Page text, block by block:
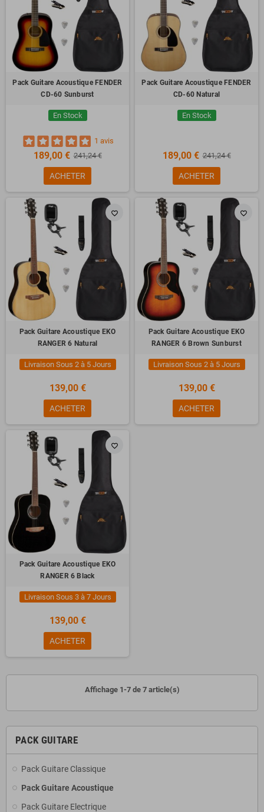
PACK GUITARE
Pack Guitare Classique
Pack Guitare Acoustique
Pack Guitare Electrique
Pack Guitare Acoustique FENDER
CD-60 Sunburst
En Stock
1 avis
189,00 € 241,24 €
ACHETER
Pack Guitare Acoustique FENDER
CD-60 Natural
En Stock
189,00 € 241,24 €
ACHETER
favorite_border
Pack Guitare Acoustique EKO
RANGER 6 Natural
Livraison Sous 2 à 5 Jours
139,00 €
ACHETER
favorite_border
Pack Guitare Acoustique EKO
RANGER 6 Brown Sunburst
Livraison Sous 2 à 5 Jours
139,00 €
ACHETER
favorite_border
Pack Guitare Acoustique EKO
RANGER 6 Black
Livraison Sous 3 à 7 Jours
139,00 €
ACHETER
Affichage 1-7 de 7 article(s)